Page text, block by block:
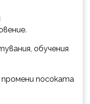
обучения
посоката